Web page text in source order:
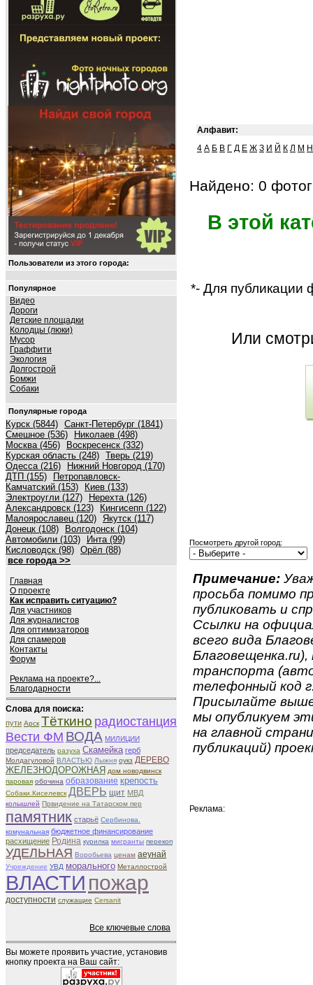
Пользователи из этого города:
Популярное
Видео
Дороги
Детские площадки
Колодцы (люки)
Мусор
Граффити
Экология
Долгострой
Бомжи
Собаки
Популярные города
Курск (5844) Санкт-Петербург (1841)
Смешное (536)
Николаев (498)
Москва (456)
Воскресенск (332)
Курская область (248) Тверь (219)
Одесса (216)
Нижний Новгород (170)
ДТП (155)
Петропавловск-
Камчатский (153)
Киев (133)
Электроугли (127)
Нерехта (126)
Александровск (123)
Кингисепп (122)
Малоярославец (120) Якутск (117)
Донецк (108)
Волгодонск (104)
Автомобили (103)
Инта (99)
Кисловодск (98) Орёл (88)
все города >>
Главная
О проекте
Как исправить ситуацию?
Для участников
Для журналистов
Для оптимизаторов
Для спамеров
Контакты
Форум
Реклама на проекте?...
Благодарности
Слова для поиска:
пути Арск Тёткино радиостанция
Вести ФМ ВОДА МИЛИЦИИ
председатель разуха Скамейка герб
Молдагуловой ВЛАСТЬЮ Лыжня оукз ДЕРЕВО
ЖЕЛЕЗНОДОРОЖНАЯ дом новодвинск
паровая обочина образование крепость
Собаки.Киселевск ДВЕРЬ щит МВД
колышлей Првидение на Татарском пер
памятник старьё Сербинова.
комунальная бюджетное финансирование
расхищение Родина курилка мигранты перекоп
УДЕЛЬНАЯ Воробьева ценам aeунай
Учреждение УВД морального Металлострой
ВЛАСТИ пожар
доступности служащие Cersanit
Все ключевые слова
Вы можете проявить участие, установив
кнопку проекта на Ваш сайт:
Алфавит:
4 А Б В Г Д Е Ж З И Й К Л М Н
Найдено: 0
В этой
*- Для публикации
Или
Посмотреть другой город:
Примечание:
просьба помимо
публиковать и
Ссылки на
всего вида
Благовещенка.ru),
транспорта
телефонный код
Присылайте
мы опубликуем
на главной
публикаций)
Реклама: